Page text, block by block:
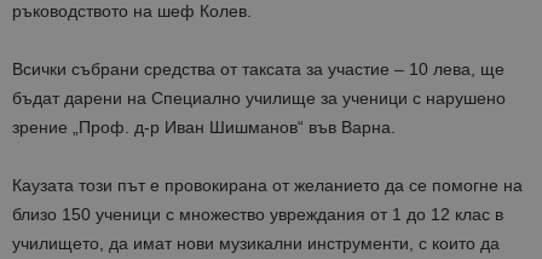
ръководството на шеф Колев.
Всички събрани средства от таксата за участие – 10 лева, ще
бъдат дарени на Специално училище за ученици с нарушено
зрение „Проф. д-р Иван Шишманов“ във Варна.
Каузата този път е провокирана от желанието да се помогне на
близо 150 ученици с множество увреждания от 1 до 12 клас в
училището, да имат нови музикални инструменти, с които да